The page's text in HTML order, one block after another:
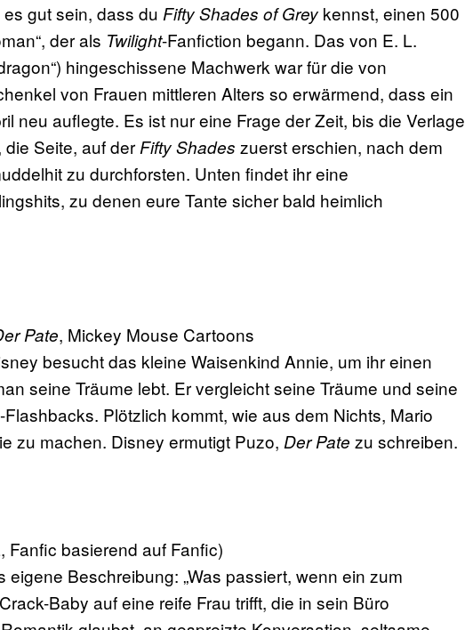
gut sein, dass du Fifty Shades of Grey kennst, einen 500
der als Twilight-Fanfiction begann. Das von E. L.
hingeschissene Machwerk war für die von
von Frauen mittleren Alters so erwärmend, dass ein
neu auflegte. Es ist nur eine Frage der Zeit, bis die Verlage
Seite, auf derFifty Shades zuerst erschien, nach dem
zu durchforsten. Unten findet ihr eine
zu denen eure Tante sicher bald heimlich
Pate, Mickey Mouse Cartoons
besucht das kleine Waisenkind Annie, um ihr einen
seine Träume lebt. Er vergleicht seine Träume und seine
Plötzlich kommt, wie aus dem Nichts, Mario
zu machen. Disney ermutigt Puzo, Der Pate zu schreiben.
Fanfic basierend auf Fanfic)
Beschreibung: „Was passiert, wenn ein zum
Baby auf eine reife Frau trifft, die in sein Büro